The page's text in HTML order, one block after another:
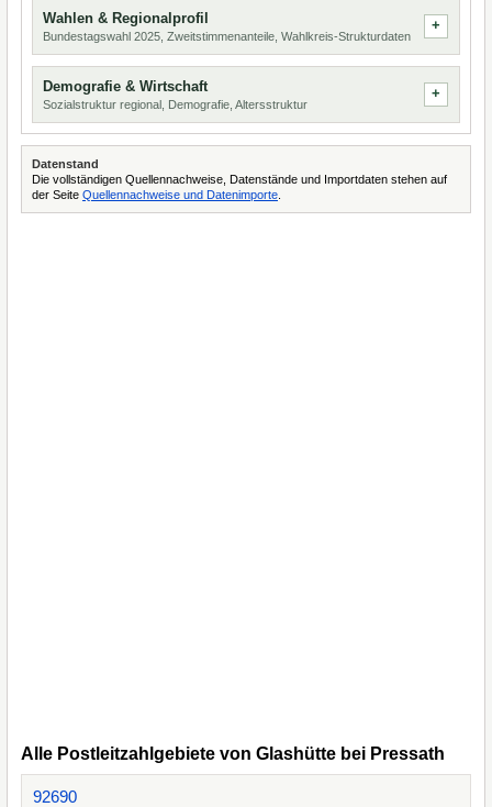
Wahlen & Regionalprofil
Bundestagswahl 2025, Zweitstimmenanteile, Wahlkreis-Strukturdaten
Demografie & Wirtschaft
Sozialstruktur regional, Demografie, Altersstruktur
Datenstand
Die vollständigen Quellennachweise, Datenstände und Importdaten stehen auf
der Seite Quellennachweise und Datenimporte
Alle Postleitzahlgebiete von Glashütte bei Pressath
92690